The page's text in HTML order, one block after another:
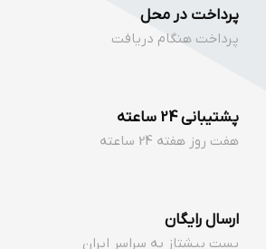
پرداخت در محل
پرداخت هنگام دریافت
پشتیبانی 24 ساعته
هفت روز هفته 24 ساعته
ارسال رایگان
پست پیشتاز به سراسر ایران